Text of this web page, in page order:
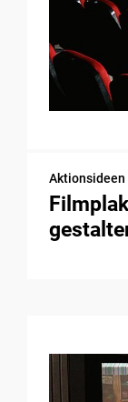
Aktionsideen